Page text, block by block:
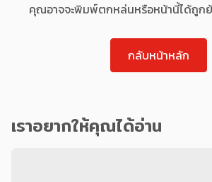
คุณอาจจะพิมพ์ตกหล่นหรือหน้านี้ได้ถูก
กลับหน้าหลัก
เราอยากให้คุณได้อ่าน